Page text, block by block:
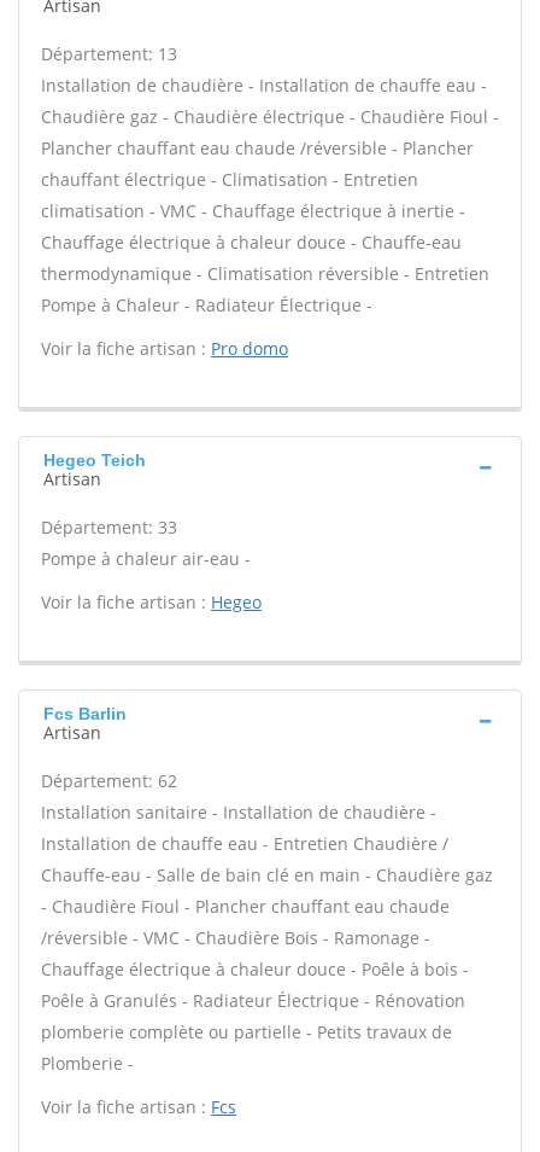
Artisan
Département: 13
Installation de chaudière - Installation de chauffe eau -
Chaudière gaz - Chaudière électrique - Chaudière Fioul -
Plancher chauffant eau chaude /réversible - Plancher
chauffant électrique - Climatisation - Entretien
climatisation - VMC - Chauffage électrique à inertie -
Chauffage électrique à chaleur douce - Chauffe-eau
thermodynamique - Climatisation réversible - Entretien
Pompe à Chaleur - Radiateur Électrique -
Voir la fiche artisan : Pro domo
Hegeo Teich
Artisan
Département: 33
Pompe à chaleur air-eau -
Voir la fiche artisan : Hegeo
Fcs Barlin
Artisan
Département: 62
Installation sanitaire - Installation de chaudière -
Installation de chauffe eau - Entretien Chaudière /
Chauffe-eau - Salle de bain clé en main - Chaudière gaz
- Chaudière Fioul - Plancher chauffant eau chaude
/réversible - VMC - Chaudière Bois - Ramonage -
Chauffage électrique à chaleur douce - Poêle à bois -
Poêle à Granulés - Radiateur Électrique - Rénovation
plomberie complète ou partielle - Petits travaux de
Plomberie -
Voir la fiche artisan : Fcs